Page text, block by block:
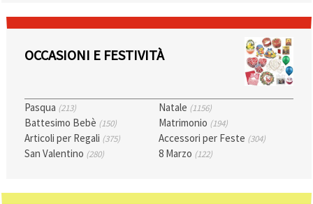
OCCASIONI E FESTIVITÀ
Pasqua (213) Natale (1156)
Battesimo Bebè (150) Matrimonio (194)
Articoli per Regali (375) Accessori per Feste (304)
San Valentino (280) 8 Marzo (122)